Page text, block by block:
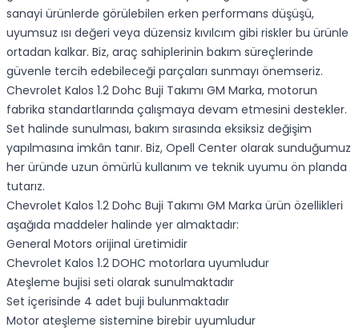
sanayi ürünlerde görülebilen erken performans düşüşü,
uyumsuz ısı değeri veya düzensiz kıvılcım gibi riskler bu ürünle
ortadan kalkar. Biz, araç sahiplerinin bakım süreçlerinde
güvenle tercih edebileceği parçaları sunmayı önemseriz.
Chevrolet Kalos 1.2 Dohc Buji Takımı GM Marka, motorun
fabrika standartlarında çalışmaya devam etmesini destekler.
Set halinde sunulması, bakım sırasında eksiksiz değişim
yapılmasına imkân tanır. Biz, Opell Center olarak sunduğumuz
her üründe uzun ömürlü kullanım ve teknik uyumu ön planda
tutarız.
Chevrolet Kalos 1.2 Dohc Buji Takımı GM Marka ürün özellikleri
aşağıda maddeler halinde yer almaktadır:
General Motors orijinal üretimidir
Chevrolet Kalos 1.2 DOHC motorlara uyumludur
Ateşleme bujisi seti olarak sunulmaktadır
Set içerisinde 4 adet buji bulunmaktadır
Motor ateşleme sistemine birebir uyumludur